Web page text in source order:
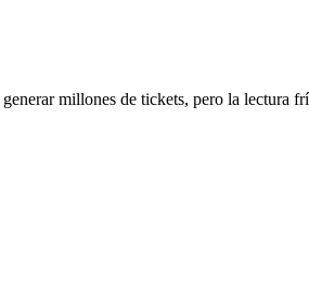
millones de tickets, pero la lectura